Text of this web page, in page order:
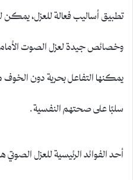
تطبيق أساليب فعالة للعزل، يمكن
وخصائص جيدة لعزل الصوت
يمكنها التفاعل بحرية دون الخوف
سلبًا على صحتهم النفسية.
أحد الفوائد الرئيسية للعزل